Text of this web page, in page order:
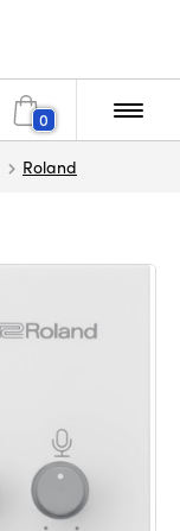
0
Roland